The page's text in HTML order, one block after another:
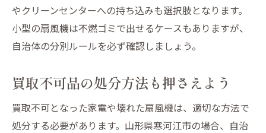
やクリーンセンターへの持ち込みも選択肢となります。
小型の扇風機は不燃ゴミで出せるケースもありますが、
自治体の分別ルールを必ず確認しましょう。
買取不可品の処分方法も押さえよう
買取不可となった家電や壊れた扇風機は、適切な方法で
処分する必要があります。山形県寒河江市の場合、自治